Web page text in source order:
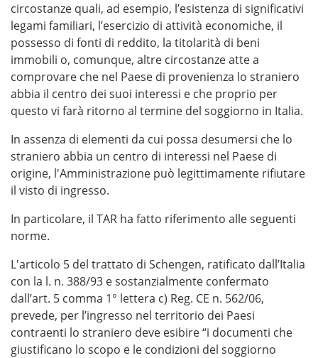
circostanze quali, ad esempio, l’esistenza di significativi
legami familiari, l’esercizio di attività economiche, il
possesso di fonti di reddito, la titolarità di beni
immobili o, comunque, altre circostanze atte a
comprovare che nel Paese di provenienza lo straniero
abbia il centro dei suoi interessi e che proprio per
questo vi farà ritorno al termine del soggiorno in Italia.
In assenza di elementi da cui possa desumersi che lo
straniero abbia un centro di interessi nel Paese di
origine, l'Amministrazione può legittimamente rifiutare
il visto di ingresso.
In particolare, il TAR ha fatto riferimento alle seguenti
norme.
L'articolo 5 del trattato di Schengen, ratificato dall’Italia
con la l. n. 388/93 e sostanzialmente confermato
dall’art. 5 comma 1° lettera c) Reg. CE n. 562/06,
prevede, per l’ingresso nel territorio dei Paesi
contraenti lo straniero deve esibire “i documenti che
giustificano lo scopo e le condizioni del soggiorno